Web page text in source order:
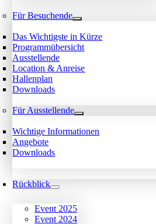
Für Besuchende
Das Wichtigste in Kürze
Programmübersicht
Ausstellende
Location & Anreise
Hallenplan
Downloads
Für Ausstellende
Wichtige Informationen
Angebote
Downloads
Rückblick
Event 2025
Event 2024